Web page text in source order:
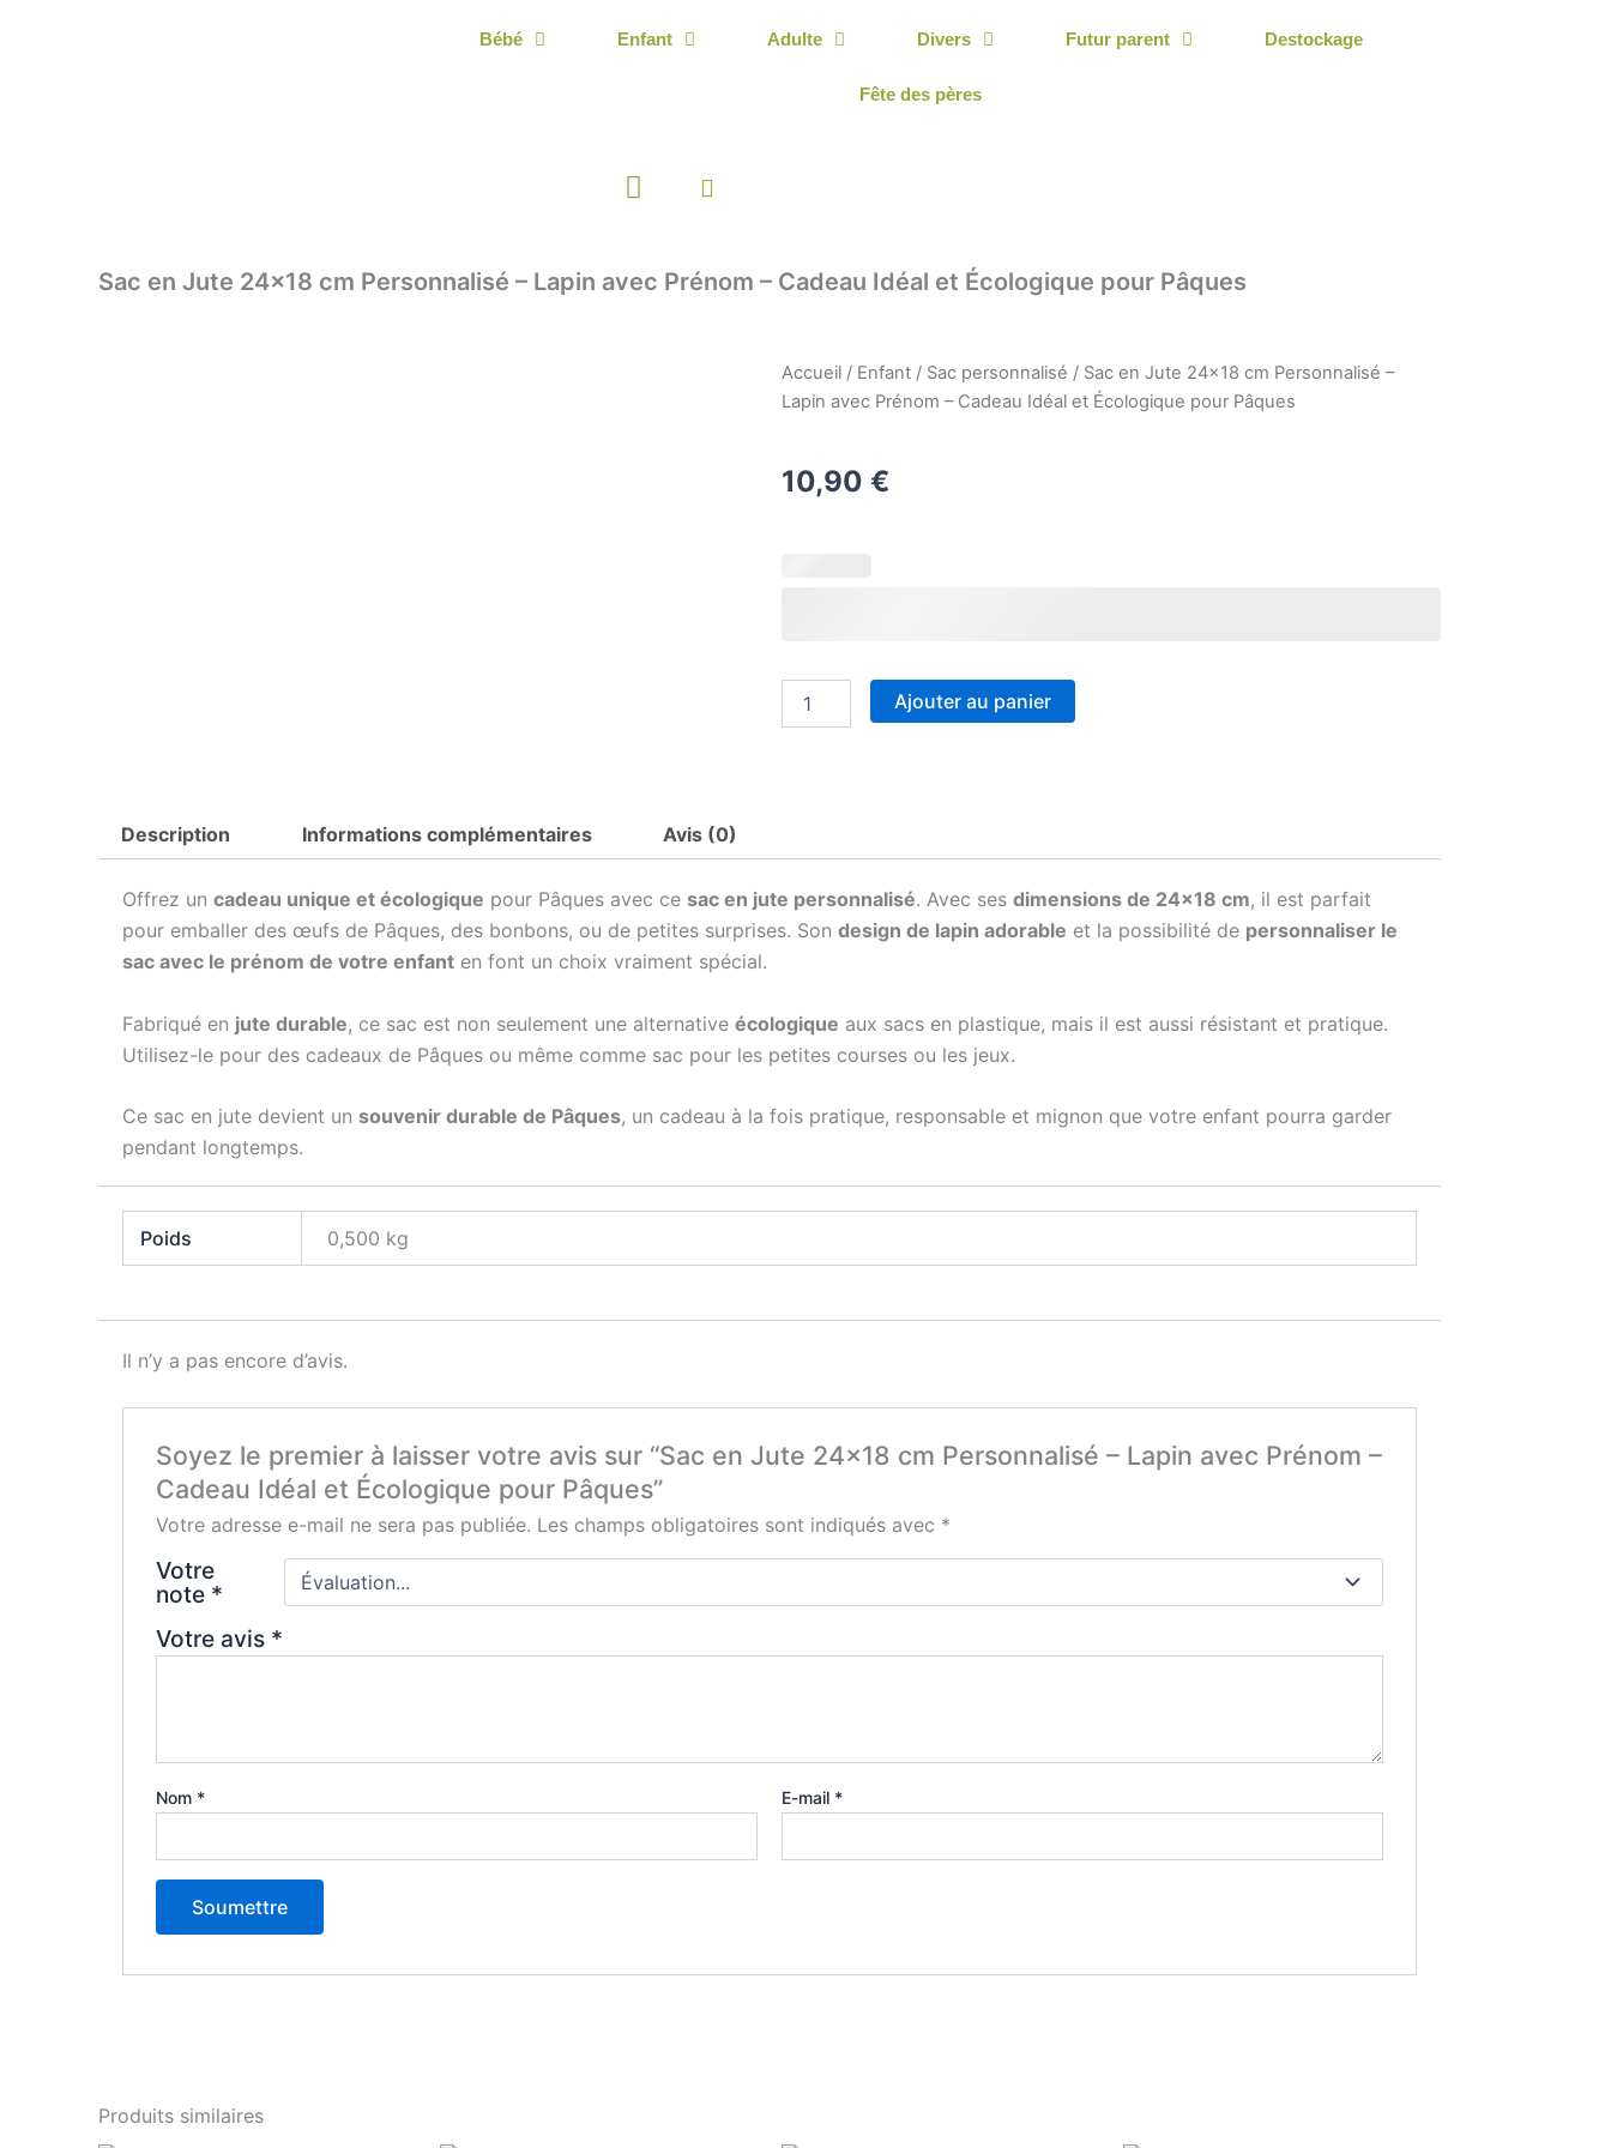
Bébé Enfant Adulte Divers Futur parent Destockage
Fête des pères
Panier
Sac en Jute 24×18 cm Personnalisé – Lapin avec Prénom – Cadeau Idéal et Écologique pour Pâques
Accueil / Enfant / Sac personnalisé / Sac en Jute 24×18 cm Personnalisé –
Lapin avec Prénom – Cadeau Idéal et Écologique pour Pâques
10,90 €
Personnalisé
Cadeau
et
Écologique
Ajouter au panier
Description Informations complémentaires Avis (0)
Offrez un cadeau unique et écologique pour Pâques avec ce sac en jute personnalisé. Avec ses dimensions de 24×18 cm, il est parfait
pour emballer des œufs de Pâques, des bonbons, ou de petites surprises. Son design de lapin adorable et la possibilité de personnaliser le
sac avec le prénom de votre enfant en font un choix vraiment spécial.
Fabriqué en jute durable, ce sac est non seulement une alternative écologique aux sacs en plastique, mais il est aussi résistant et pratique.
Utilisez-le pour des cadeaux de Pâques ou même comme sac pour les petites courses ou les jeux.
Ce sac en jute devient un souvenir durable de Pâques, un cadeau à la fois pratique, responsable et mignon que votre enfant pourra garder
pendant longtemps.
Poids 0,500 kg
Il n’y a pas encore d’avis.
Soyez le premier à laisser votre avis sur “Sac en Jute 24×18 cm Personnalisé – Lapin avec Prénom –
Cadeau Idéal et Écologique pour Pâques”
Votre adresse e-mail ne sera pas publiée. Les champs obligatoires sont indiqués avec *
Votre
note *
Votre avis *
Nom * E-mail *
Produits similaires